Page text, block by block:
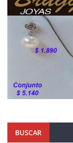
BUSCAR